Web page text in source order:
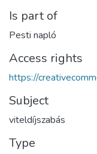
Is part of
Pesti napló
Access rights
https://
Subject
viteldíjszabás
Type